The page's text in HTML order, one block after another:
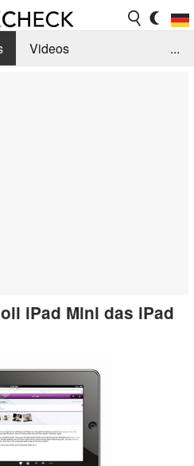
Videos
...
iPad Mini das iPad